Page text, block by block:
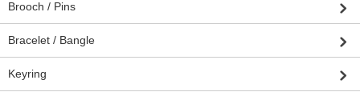
Brooch / Pins
Bracelet / Bangle
Keyring